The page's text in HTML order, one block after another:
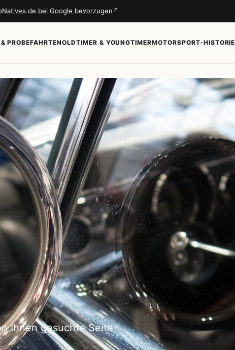
bei Google bevorzugen ↗
PROBEFAHRTENOLDTIMER & YOUNGTIMERMOTORSPORT-HISTORIE
Ihnen gesuchte Seite